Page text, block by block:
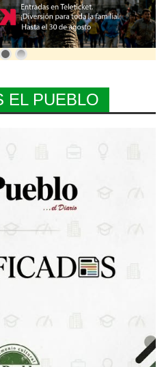
EL PUEBLO